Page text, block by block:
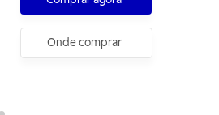
Onde comprar